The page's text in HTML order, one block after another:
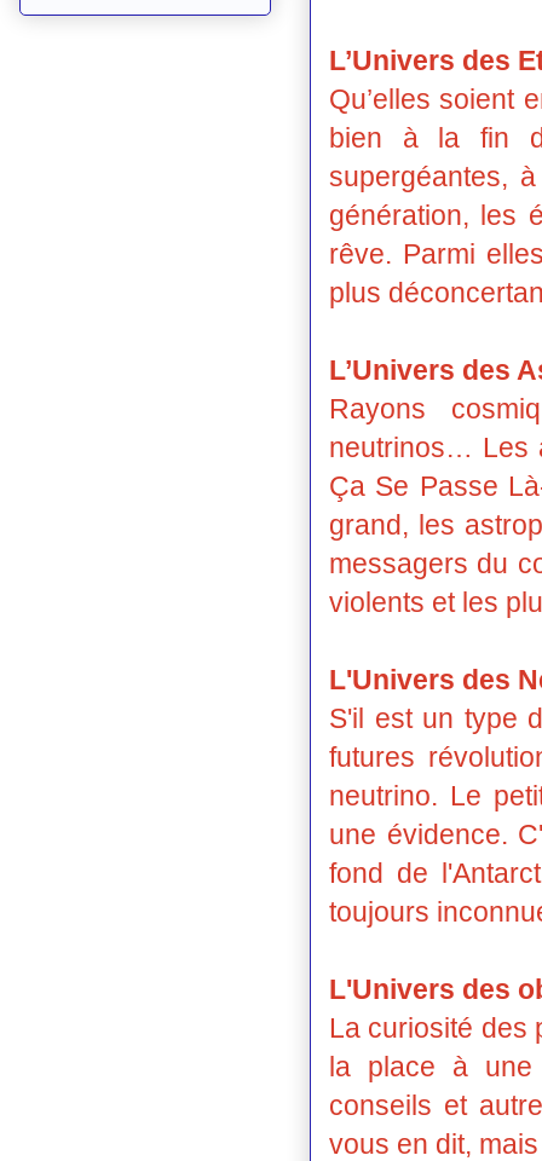
L’Univers des
Qu’elles soient
bien à la fin
supergéantes,
génération, les
rêve. Parmi
plus
L’Univers des
Rayons
neutrinos… Les
Ça Se Passe
grand, les
messagers du
violents et les
L'Univers des
S'il est un type
futures
neutrino. Le
une évidence.
fond de
toujours
L'Univers des
La curiosité des
la place à une
conseils et
vous en dit,